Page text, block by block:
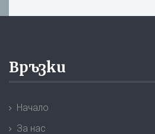
Връзки
Начало
За нас